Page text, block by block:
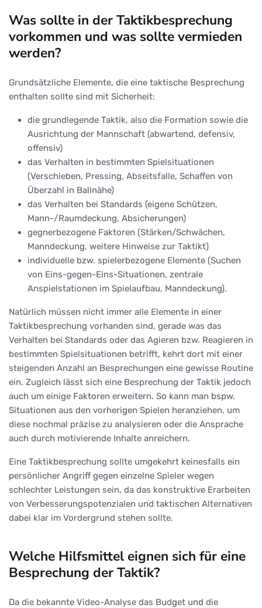
Was sollte in der Taktikbesprechung
vorkommen und was sollte vermieden
werden?
Grundsätzliche Elemente, die eine taktische Besprechung
enthalten sollte sind mit Sicherheit:
die grundlegende Taktik, also die Formation sowie die
Ausrichtung der Mannschaft (abwartend, defensiv,
offensiv)
das Verhalten in bestimmten Spielsituationen
(Verschieben, Pressing, Abseitsfalle, Schaffen von
Überzahl in Ballnähe)
das Verhalten bei Standards (eigene Schützen,
Mann-/Raumdeckung, Absicherungen)
gegnerbezogene Faktoren (Stärken/Schwächen,
Manndeckung, weitere Hinweise zur Taktikt)
individuelle bzw. spielerbezogene Elemente (Suchen
von Eins-gegen-Eins-Situationen, zentrale
Anspielstationen im Spielaufbau, Manndeckung).
Natürlich müssen nicht immer alle Elemente in einer
Taktikbesprechung vorhanden sind, gerade was das
Verhalten bei Standards oder das Agieren bzw. Reagieren in
bestimmten Spielsituationen betrifft, kehrt dort mit einer
steigenden Anzahl an Besprechungen eine gewisse Routine
ein. Zugleich lässt sich eine Besprechung der Taktik jedoch
auch um einige Faktoren erweitern. So kann man bspw.
Situationen aus den vorherigen Spielen heranziehen, um
diese nochmal präzise zu analysieren oder die Ansprache
auch durch motivierende Inhalte anreichern.
Eine Taktikbesprechung sollte umgekehrt keinesfalls ein
persönlicher Angriff gegen einzelne Spieler wegen
schlechter Leistungen sein, da das konstruktive Erarbeiten
von Verbesserungspotenzialen und taktischen Alternativen
dabei klar im Vordergrund stehen sollte.
Welche Hilfsmittel eignen sich für eine
Besprechung der Taktik?
Da die bekannte Video-Analyse das Budget und die